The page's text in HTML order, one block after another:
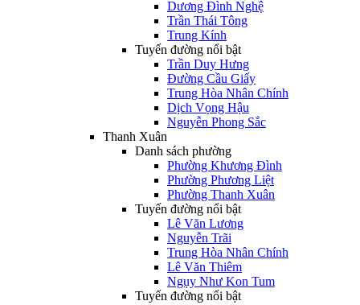
Dương Đình Nghệ
Trần Thái Tông
Trung Kính
Tuyến đường nổi bật
Trần Duy Hưng
Đường Cầu Giấy
Trung Hòa Nhân Chính
Dịch Vọng Hậu
Nguyễn Phong Sắc
Thanh Xuân
Danh sách phường
Phường Khương Đình
Phường Phương Liệt
Phường Thanh Xuân
Tuyến đường nổi bật
Lê Văn Lương
Nguyễn Trãi
Trung Hòa Nhân Chính
Lê Văn Thiêm
Ngụy Như Kon Tum
Tuyến đường nổi bật